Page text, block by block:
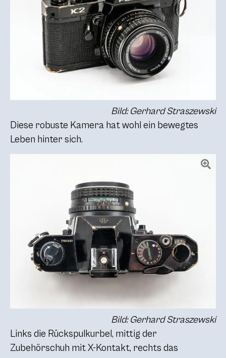
Bild: Gerhard Straszewski
Diese robuste Kamera hat wohl ein bewegtes
Leben hinter sich.
Bild: Gerhard Straszewski
Links die Rückspulkurbel, mittig der
Zubehörschuh mit X-Kontakt, rechts das